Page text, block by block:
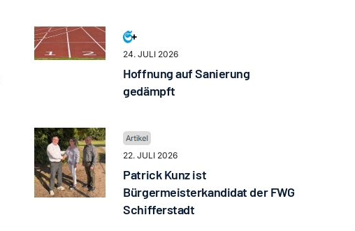
24. JULI 2026
Hoffnung auf Sanierung
gedämpft
22. JULI 2026
Patrick Kunz ist
Bürgermeisterkandidat der FWG
Schifferstadt